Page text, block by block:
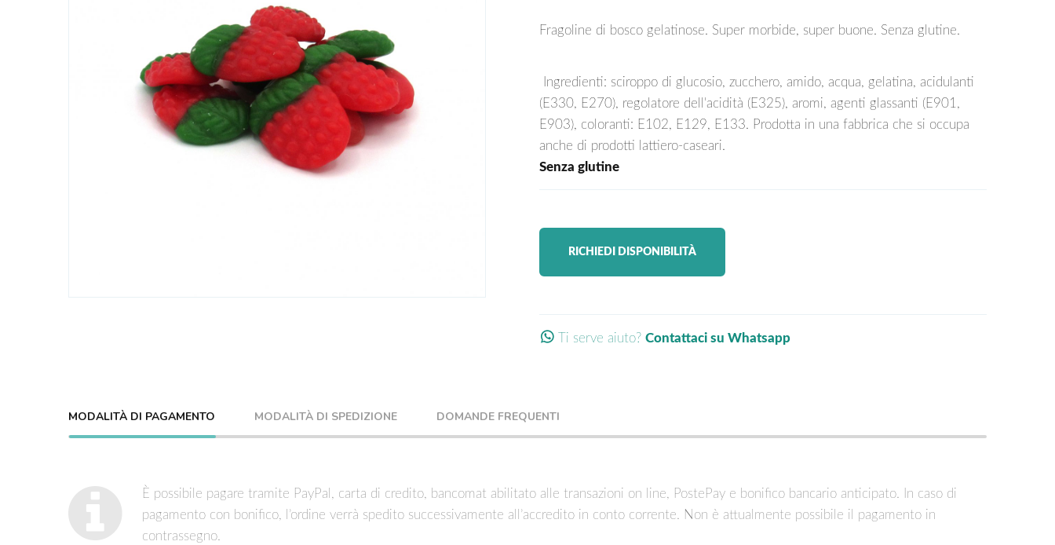
Fragoline di bosco gelatinose. Super morbide, super buone. Senza glutine.
Ingredienti: sciroppo di glucosio, zucchero, amido, acqua, gelatina, acidulanti
(E330, E270), regolatore dell'acidità (E325), aromi, agenti glassanti (E901,
E903), coloranti: E102, E129, E133. Prodotta in una fabbrica che si occupa
anche di prodotti lattiero-caseari.
Senza glutine
RICHIEDI DISPONIBILITÀ
Ti serve aiuto? Contattaci su Whatsapp
MODALITÀ DI PAGAMENTO MODALITÀ DI SPEDIZIONE DOMANDE FREQUENTI
È possibile pagare tramite PayPal, carta di credito, bancomat abilitato alle transazioni on line, PostePay e bonifico bancario anticipato. In caso di
pagamento con bonifico, l’ordine verrà spedito successivamente all’accredito in conto corrente. Non è attualmente possibile il pagamento in
contrassegno.